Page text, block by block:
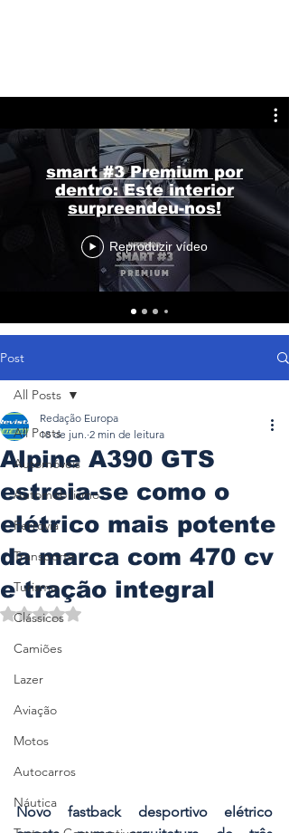
smart #3 Premium por
dentro: Este interior
surpreendeu-nos!
Reproduzir vídeo
Post
All Posts
Automóveis
Automobilismo
Ferrovia
Transporte
Turismo
Clássicos
Camiões
Lazer
Aviação
Motos
Autocarros
Náutica
All Posts
Alpine A390 GTS
estreia-se como o
elétrico mais potente
da marca com 470 cv
e tração integral
Redação Europa
18 de jun. 2 min de leitura
Avaliado com NaN de 5 estrelas.
Novo fastback desportivo elétrico